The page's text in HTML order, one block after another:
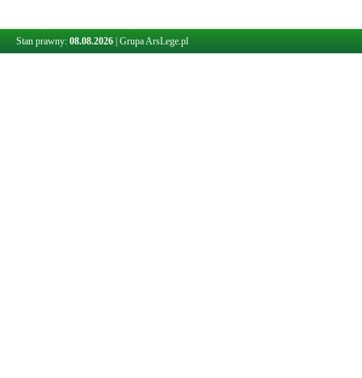
Stan prawny: 08.08.2026 Grupa ArsLege.pl